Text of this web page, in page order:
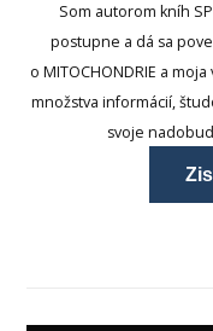
Som autorom kníh
postupne a dá sa
o MITOCHONDRIE a
množstva informácií,
svoje